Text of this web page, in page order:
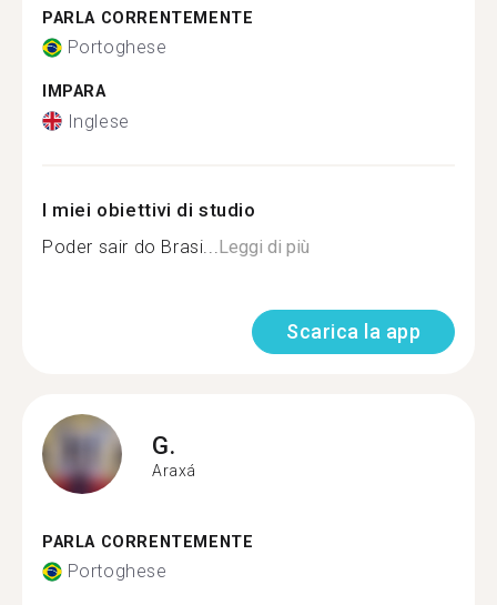
PARLA CORRENTEMENTE
Portoghese
IMPARA
Inglese
I miei obiettivi di studio
Poder sair do Brasi... Leggi di più
Scarica la app
G.
Araxá
PARLA CORRENTEMENTE
Portoghese